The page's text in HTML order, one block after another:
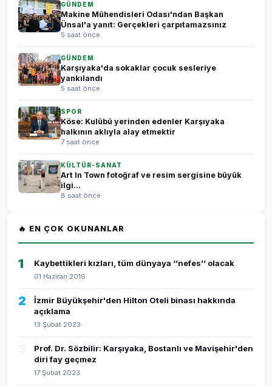
GÜNDEM
Makine Mühendisleri Odası'ndan Başkan
Ünsal'a yanıt: Gerçekleri çarpıtamazsınız
5 saat önce
GÜNDEM
Karşıyaka'da sokaklar çocuk sesleriye
yankılandı
5 saat önce
SPOR
Köse: Kulübü yerinden edenler Karşıyaka
halkının aklıyla alay etmektir
7 saat önce
KÜLTÜR-SANAT
Art In Town fotoğraf ve resim sergisine büyük
ilgi...
8 saat önce
🔥 EN ÇOK OKUNANLAR
1 Kaybettikleri kızları, tüm dünyaya ‘’nefes’’ olacak
01 Haziran 2016
2
İzmir Büyükşehir'den Hilton Oteli binası hakkında
açıklama
13 Şubat 2023
Prof. Dr. Sözbilir: Karşıyaka, Bostanlı ve Mavişehir'den
diri fay geçmez
17 Şubat 2023